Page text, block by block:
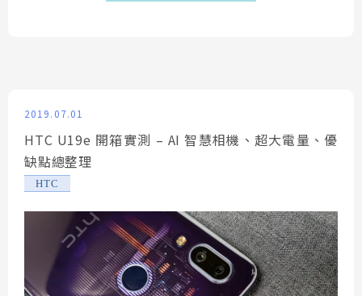
2019.07.01
HTC U19e 開箱實測 – AI 智慧相機、超大電量、優
缺點總整理
HTC